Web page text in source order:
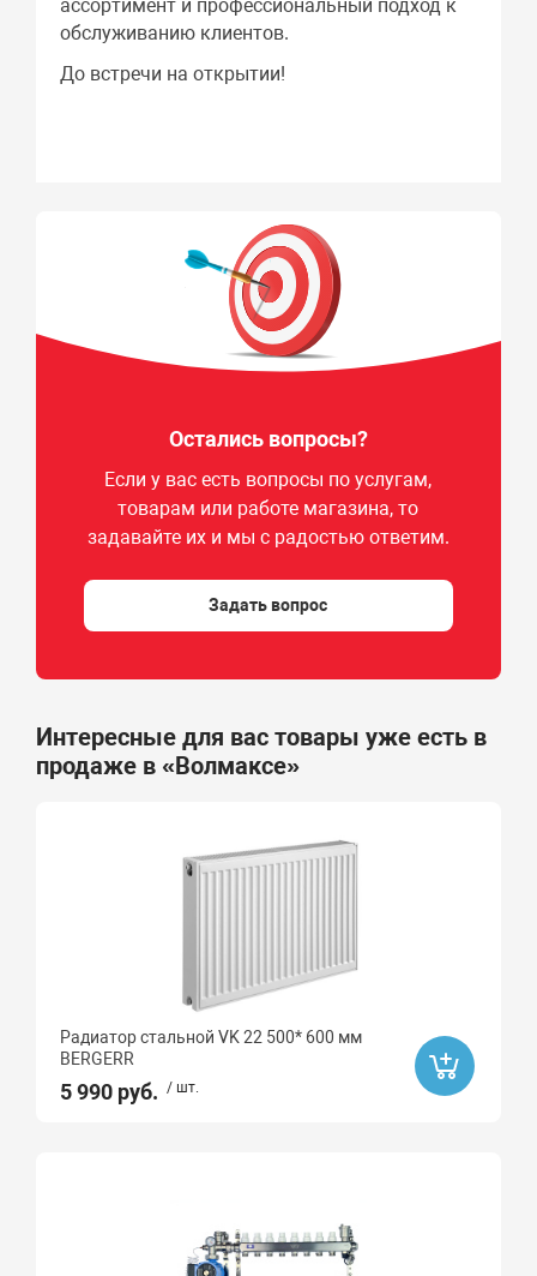
ассортимент и профессиональный подход к
обслуживанию клиентов.
До встречи на открытии!
Остались вопросы?
Если у вас есть вопросы по услугам,
товарам или работе магазина, то
задавайте их и мы с радостью ответим.
Задать вопрос
Интересные для вас товары уже есть в
продаже в «Волмаксе»
Радиатор стальной VK 22 500* 600 мм
BERGERR
5 990 руб. / шт.